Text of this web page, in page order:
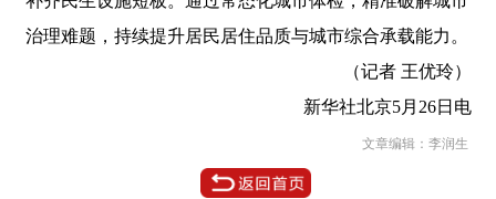
治理难题，持续提升居民居住品质与城市综合承载能力。
（记者 王优玲）
新华社北京5月26日电
文章编辑：李润生